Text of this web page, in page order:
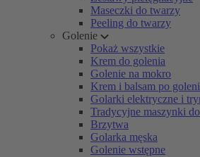
Maseczki do twarzy
Peeling do twarzy
Golenie
Pokaż wszystkie
Krem do golenia
Golenie na mokro
Krem i balsam po
Golarki elektryczne i
Tradycyjne maszynki
Brzytwa
Golarka męska
Golenie wstępne